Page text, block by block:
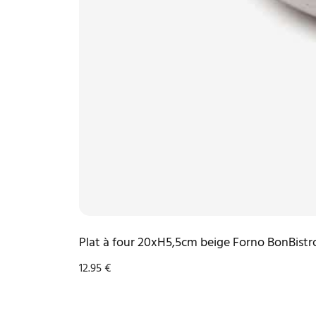
Plat à four 20xH5,5cm beige Forno
12.95€